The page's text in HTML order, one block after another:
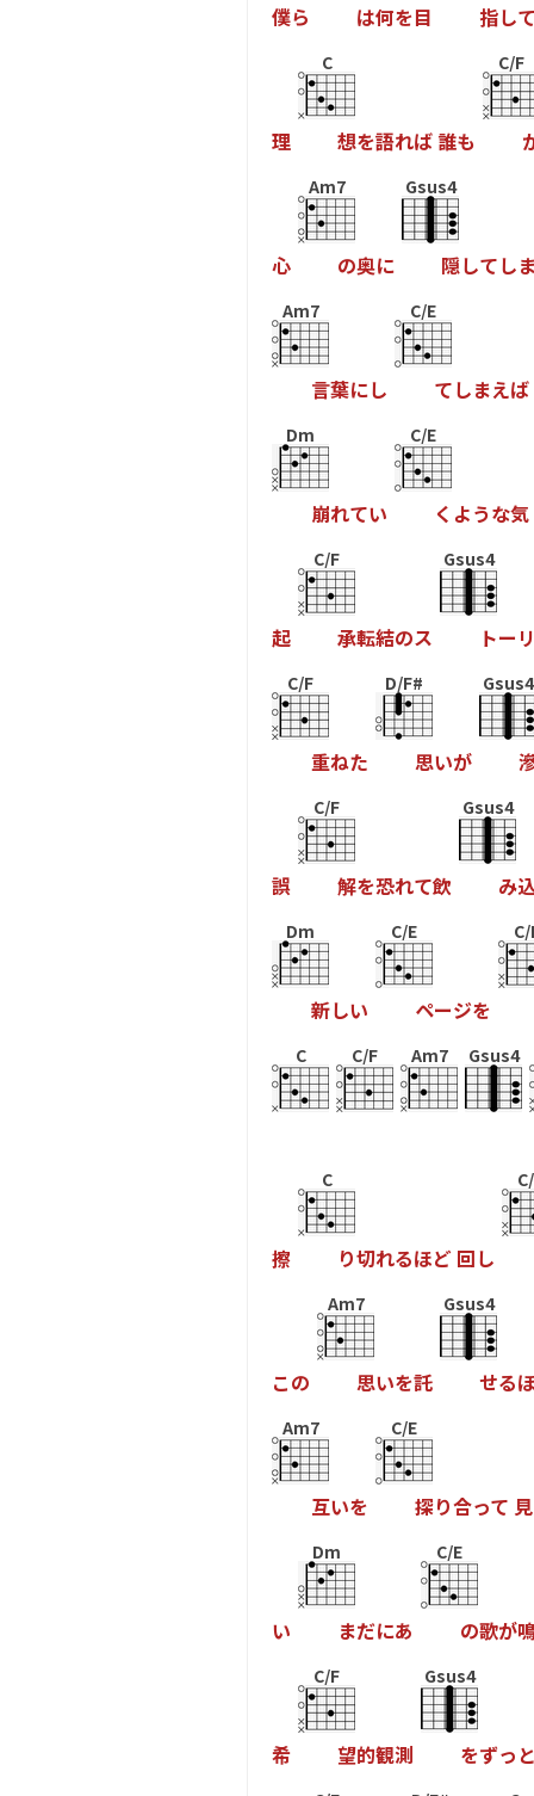
僕ら は何を目 指し
理
C
想を語れば誰も
C/F
心
Am7
の奥に
Gsus4
隠してしま
Am7
言葉にし
C/E
てしまえば
Dm
崩れてい
C/E
く ような気
起
C/F
承転結のス
Gsus4
トー
C/F
重ねた
D/F#
思いが
Gsus4
誤
C/F
解を恐れて飲
Gsus4
み
Dm
新しい
C/E
ページを
C C/F Am7 Gsus4
擦
C
り切れるほど 回し
この
Am7
思いを託
Gsus4
せる
Am7
互いを
C/E
探り合って 見
い
Dm
まだにあ
C/E
の歌が
希
C/F
望的観測
Gsus4
をずっ